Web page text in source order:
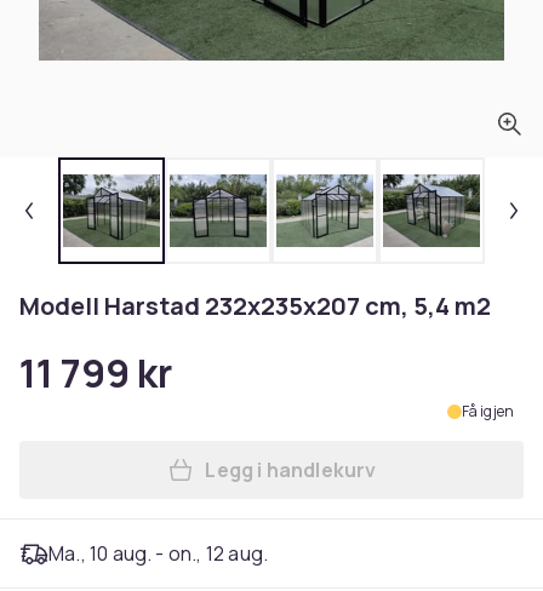
Modell Harstad 232x235x207 cm, 5,4 m2
11 799 kr
Få igjen
Legg Modell Harstad
Legg i handlekurv
Ma., 10 aug. - on., 12 aug.